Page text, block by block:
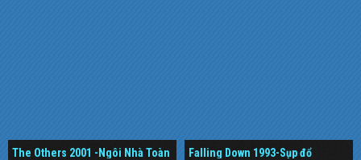
The Others 2001 -Ngôi Nhà Toàn
Falling Down 1993-Sụp đổ